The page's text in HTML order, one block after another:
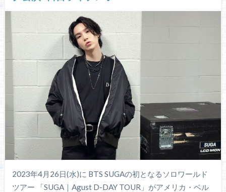
2023年4月26日(水)に BTS SUGAの初となるソロワールド
ツアー 「SUGA｜Agust D-DAY TOUR」がアメリカ・ベル